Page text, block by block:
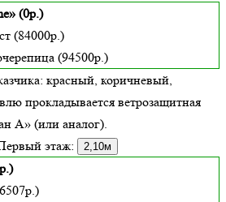
(0р.)
(84000р.)
(94500р.)
красный, коричневый,
прокладывается ветрозащитная
А» (или аналог).
этаж: 2,10м